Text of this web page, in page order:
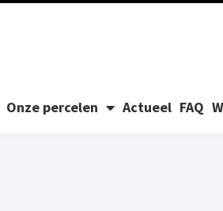
Onze percelen Actueel FAQ